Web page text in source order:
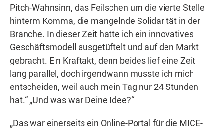
Pitch-Wahnsinn, das Feilschen um die vierte Stelle
hinterm Komma, die mangelnde Solidarität in der
Branche. In dieser Zeit hatte ich ein innovatives
Geschäftsmodell ausgetüftelt und auf den Markt
gebracht. Ein Kraftakt, denn beides lief eine Zeit
lang parallel, doch irgendwann musste ich mich
entscheiden, weil auch mein Tag nur 24 Stunden
hat.“ „Und was war Deine Idee?“
„Das war einerseits ein Online-Portal für die MICE-